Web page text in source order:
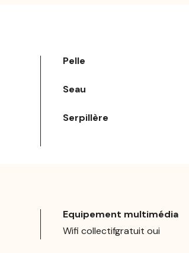
Pelle
Seau
Serpillère
Equipement multimédia
Wifi collectifgratuit oui